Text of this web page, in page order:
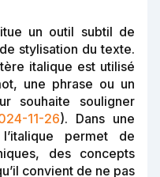
un outil subtil de
stylisation du texte.
italique est utilisé
une phrase ou un
souhaite souligner
11-26). Dans une
permet de
des concepts
convient de ne pas